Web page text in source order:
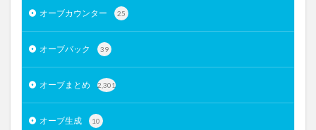
オーブカウンター 25
オーブバック 39
オーブまとめ 2,301
オーブ生成 10